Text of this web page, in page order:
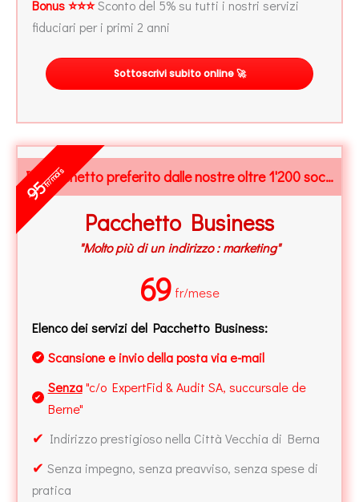
Bonus ⭐⭐⭐Sconto del 5% su tutti i nostri servizi
fiduciari per i primi 2 anni
Sottoscrivi subito online 🚀
Il Pacchetto preferito dalle nostre oltre 1'200 società
Pacchetto Business
"Molto più di un indirizzo : marketing"
69 fr/mese
Elenco dei servizi del Pacchetto Business:
✔ Scansione e invio della posta via e-mail
✔
Senza"c/o ExpertFid & Audit SA, succursale de
Berne"
✔ Indirizzo prestigioso nella Città Vecchia di Berna
✔ Senza impegno, senza preavviso, senza spese di
pratica
95fr/mois